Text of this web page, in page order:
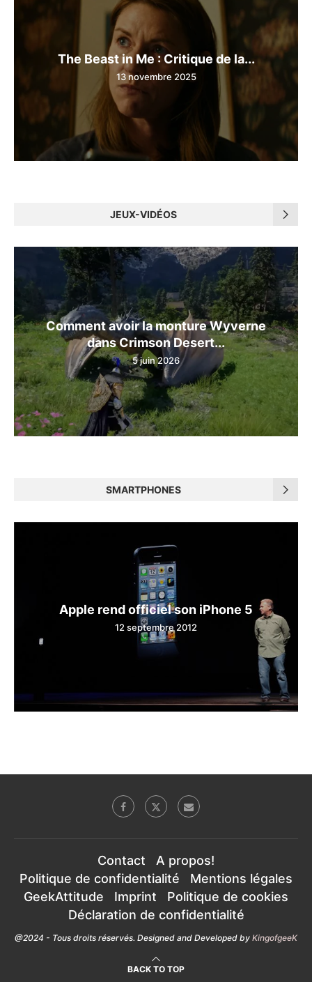
The Beast in Me : Critique de la...
13 novembre 2025
JEUX-VIDÉOS
Comment avoir la monture Wyverne
dans Crimson Desert...
5 juin 2026
SMARTPHONES
Apple rend officiel son iPhone 5
12 septembre 2012
Contact
A propos!
Politique de confidentialité
Mentions légales
GeekAttitude
Imprint
Politique de cookies
Déclaration de confidentialité
@2024 - Tous droits réservés. Designed and Developed by KingofgeeK
BACK TO TOP